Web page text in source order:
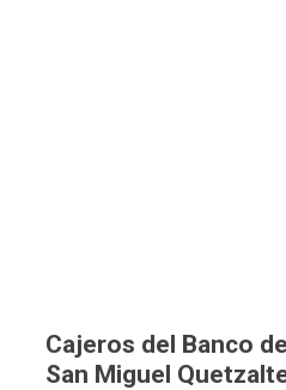
Cajeros del Banco
San Miguel